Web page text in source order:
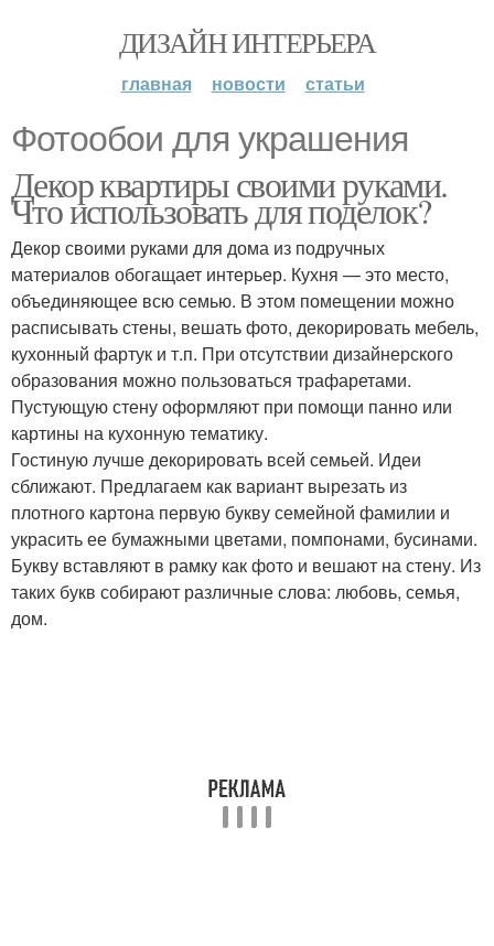
ДИЗАЙН ИНТЕРЬЕРА
главная новости статьи
Фотообои для украшения
Декор квартиры своими руками.
Что использовать для поделок?
Декор своими руками для дома из подручных
материалов обогащает интерьер. Кухня — это место,
объединяющее всю семью. В этом помещении можно
расписывать стены, вешать фото, декорировать мебель,
кухонный фартук и т.п. При отсутствии дизайнерского
образования можно пользоваться трафаретами.
Пустующую стену оформляют при помощи панно или
картины на кухонную тематику.
Гостиную лучше декорировать всей семьей. Идеи
сближают. Предлагаем как вариант вырезать из
плотного картона первую букву семейной фамилии и
украсить ее бумажными цветами, помпонами, бусинами.
Букву вставляют в рамку как фото и вешают на стену. Из
таких букв собирают различные слова: любовь, семья,
дом.